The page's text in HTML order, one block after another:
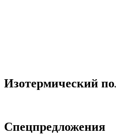
Изотермический
Спецпредложения